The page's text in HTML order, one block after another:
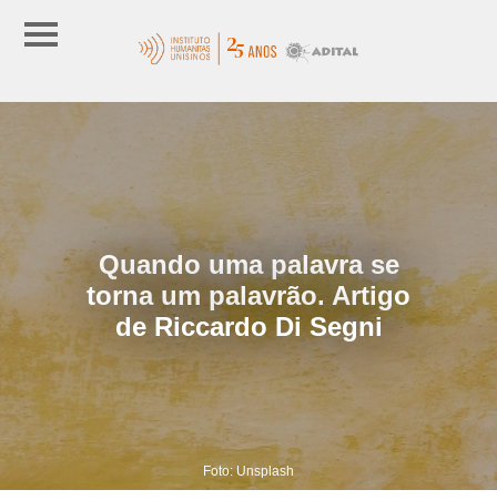
Quando uma palavra se
torna um palavrão. Artigo
de Riccardo Di Segni
Foto: Unsplash